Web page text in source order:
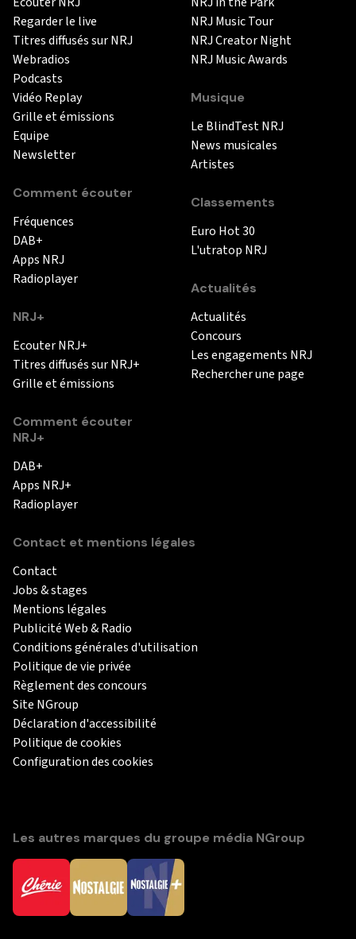
Regarder le live
Titres diffusés sur NRJ
Webradios
Podcasts
Vidéo Replay
Grille et émissions
Equipe
Newsletter
Comment écouter
Fréquences
DAB+
Apps NRJ
Radioplayer
NRJ+
Ecouter NRJ+
Titres diffusés sur NRJ+
Grille et émissions
Comment écouter
NRJ+
DAB+
Apps NRJ+
Radioplayer
NRJ Music Tour
NRJ Creator Night
NRJ Music Awards
Musique
Le BlindTest NRJ
News musicales
Artistes
Classements
Euro Hot 30
L'utratop NRJ
Actualités
Actualités
Concours
Les engagements NRJ
Rechercher une page
Contact et mentions légales
Contact
Jobs & stages
Mentions légales
Publicité Web & Radio
Conditions générales d'utilisation
Politique de vie privée
Règlement des concours
Site NGroup
Déclaration d'accessibilité
Politique de cookies
Configuration des cookies
Les autres marques du groupe média NGroup